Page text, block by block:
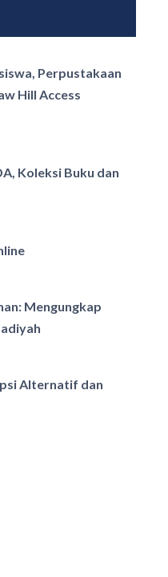
Perpustakaan
Hill Access
Koleksi Buku dan
Mengungkap
Alternatif dan